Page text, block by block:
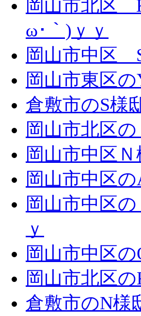
岡山市北区
ω･｀)ｙｙ
岡山市中区
岡山市東区
倉敷市のS様
岡山市北区
岡山市中区
岡山市中区
岡山市中区
ｙ
岡山市中区
岡山市北区
倉敷市のN様